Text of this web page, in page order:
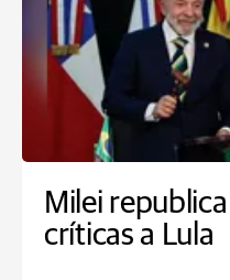
Milei
críticas a Lula